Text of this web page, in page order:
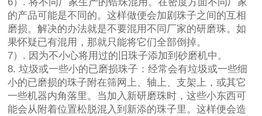
6）. 将不同厂家生产的锆珠混用。在密度方面不同厂家
的产品可能是不同的。这样做便会加剧珠子之间的互相
磨损。解决的办法就是不要混用不同厂家的研磨珠。如
果怀疑已有混用，那就只能将它们全部倒掉。
7）. 因为不小心将用过的旧珠子添加到砂磨机中。
8. 垃圾或一些小的已磨损珠子：经常会有垃圾或一些细
小的已磨损的珠子附在筛网上、轴上、支架上，或其它
一些机器内角落里。当加入新研磨珠时，这些小东西可
能会从附着位置松脱混入到新添的珠子里。这样便会造